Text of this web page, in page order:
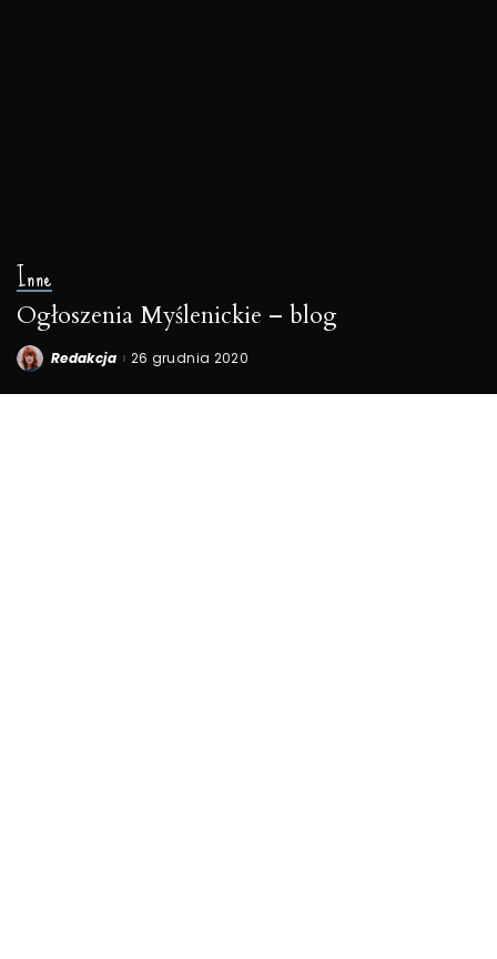
Inne
Ogłoszenia Myślenickie – blog
Posted
Redakcja 26 grudnia 2020